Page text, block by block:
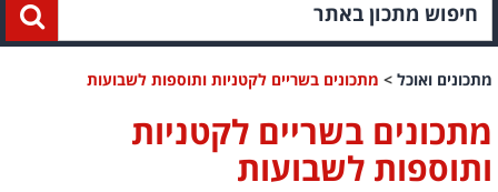
מתכונים ואוכל > מתכונים בשריים לקטניות ותוספות לשבועות
מתכונים בשריים לקטניות
ותוספות לשבועות